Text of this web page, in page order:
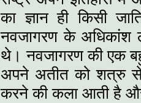
का ज्ञान ही किसी
नवजागरण के अधिकांश
थे। नवजागरण की एक
अपने अतीत को शत्रु से
करने की कला आती है और